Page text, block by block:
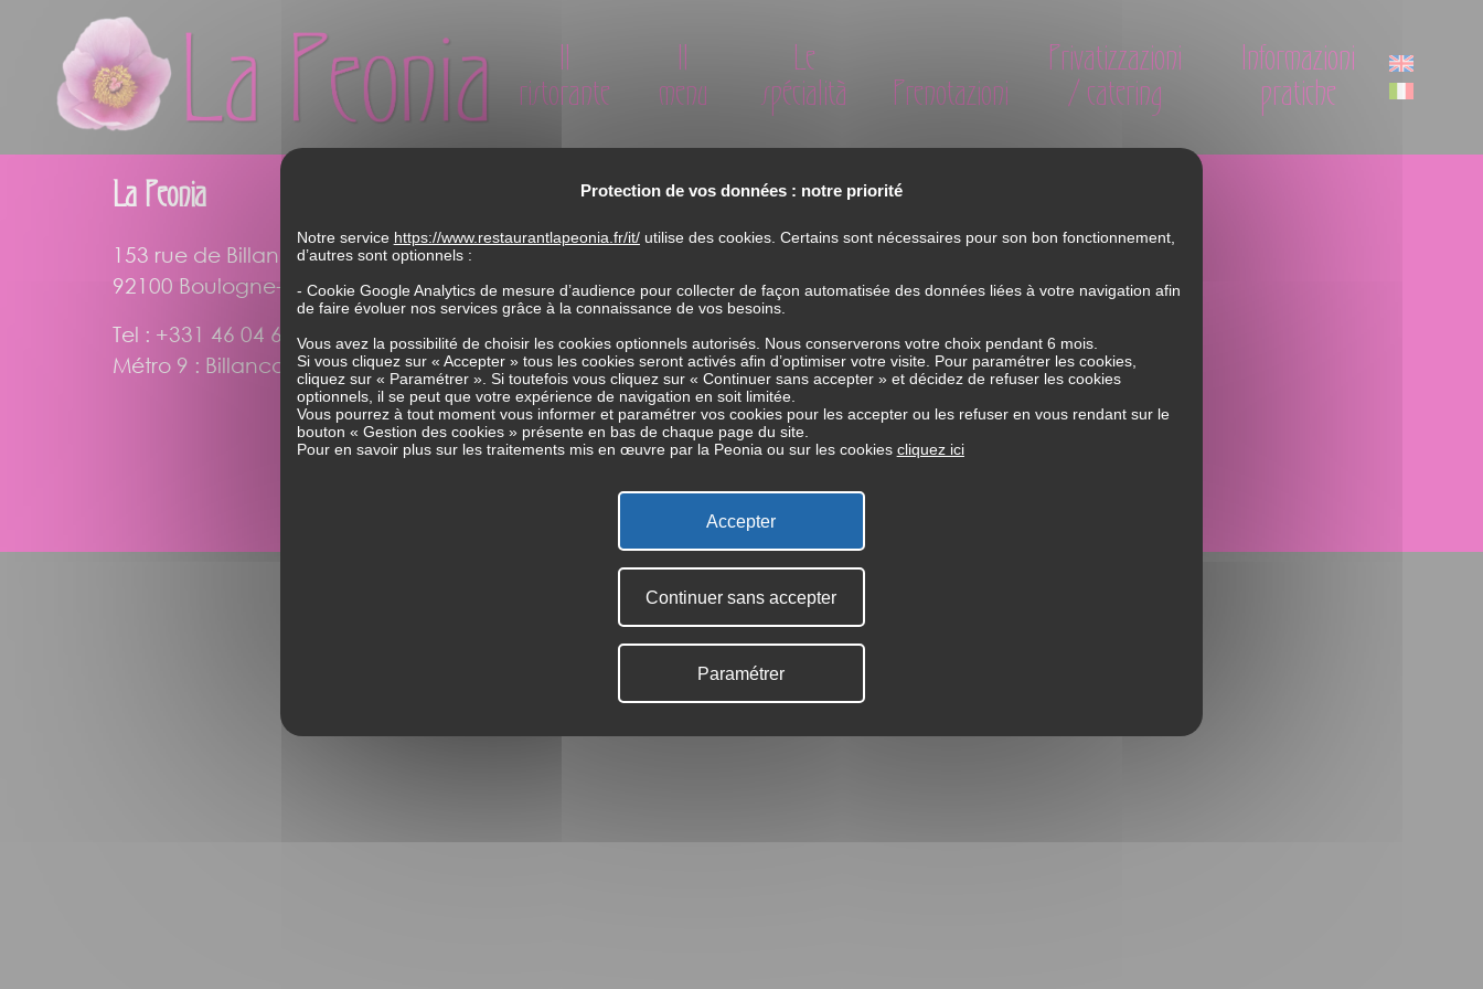
Il
ristorante
Il
menu
Le
spécialità
Prenotazioni
Privatizzazioni
/ catering
Informazioni
pratiche
La Peonia
153 rue de Billancourt
92100 Boulogne-Billancourt
Tel : +331 46 04 65 23
Métro 9 : Billancourt
Il ristorante
Storia
Il menu
Le spécialità
Prenotazioni
Privatizzazioni / catering
Avviso legale-Politica sulla riservatezza
Protection de vos données : notre priorité
Notre service https://www.restaurantlapeonia.fr/it/utilise des cookies. Certains sont nécessaires pour son bon fonctionnement,
d’autres sont optionnels :
- Cookie Google Analytics de mesure d’audience pour collecter de façon automatisée des données liées à votre navigation afin
de faire évoluer nos services grâce à la connaissance de vos besoins.
Vous avez la possibilité de choisir les cookies optionnels autorisés. Nous conserverons votre choix pendant 6 mois.
Si vous cliquez sur « Accepter » tous les cookies seront activés afin d’optimiser votre visite. Pour paramétrer les cookies,
cliquez sur « Paramétrer ». Si toutefois vous cliquez sur « Continuer sans accepter » et décidez de refuser les cookies
optionnels, il se peut que votre expérience de navigation en soit limitée.
Vous pourrez à tout moment vous informer et paramétrer vos cookies pour les accepter ou les refuser en vous rendant sur le
bouton « Gestion des cookies » présente en bas de chaque page du site.
Pour en savoir plus sur les traitements mis en œuvre par la Peonia ou sur les cookies cliquez ici
Accepter
Continuer sans accepter
Paramétrer